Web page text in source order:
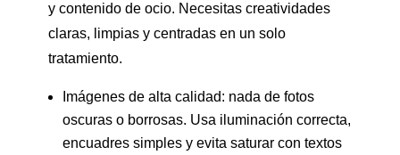
y contenido de ocio. Necesitas creatividades
claras, limpias y centradas en un solo
tratamiento.
Imágenes de alta calidad: nada de fotos
oscuras o borrosas. Usa iluminación correcta,
encuadres simples y evita saturar con textos